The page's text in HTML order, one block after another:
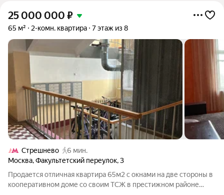
25 000 000 ₽
65 м² 2-комн. квартира 7 этаж из 8
Стрешнево
6 мин.
Москва,Факультетский переулок,3
Продается отличная квартира 65м2 с окнами на две стороны в
кооперативном доме со своим ТСЖ в престижном районе